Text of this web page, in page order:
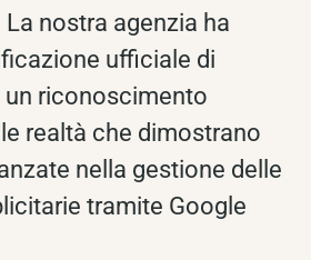
nostra agenzia ha
ufficiale di
un riconoscimento
realtà che dimostrano
nella gestione delle
tramite Google